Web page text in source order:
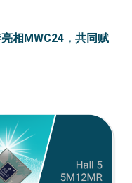
相MWC24，共同赋